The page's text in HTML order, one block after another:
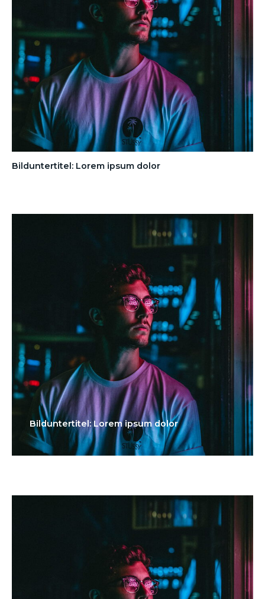
Bilduntertitel: Lorem ipsum dolor
Bilduntertitel: Lorem ipsum dolor